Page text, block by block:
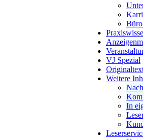
VJ Spezial
Weitere
In